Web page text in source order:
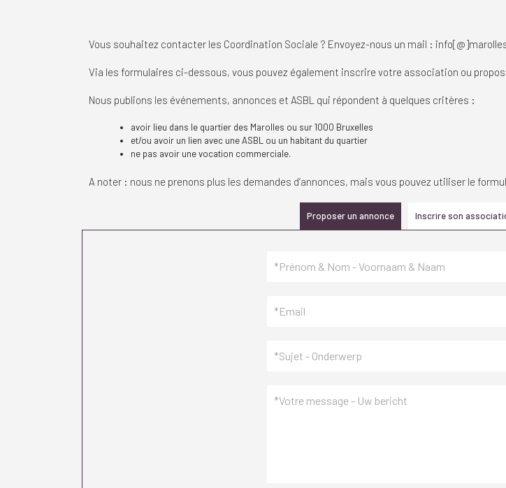
Vous souhaitez contacter les Coordination Sociale ? Envoyez-nous un mail :
Via les formulaires ci-dessous, vous pouvez également inscrire votre association ou
Nous publions les événements, annonces et ASBL qui répondent à quelques critères :
avoir lieu dans le quartier des Marolles ou sur 1000 Bruxelles
et/ou avoir un lien avec une ASBL ou un habitant du quartier
ne pas avoir une vocation commerciale.
A noter : nous ne prenons plus les demandes d’annonces, mais vous pouvez utiliser le
Proposer un annonce Inscrire son